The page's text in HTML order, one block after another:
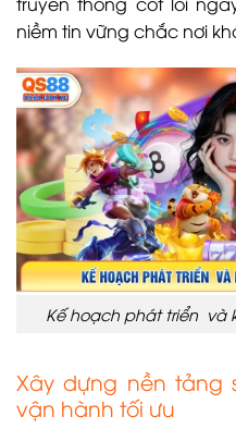
niềm tin vững chắc nơi
Kế hoạch phát triển và
Xây dựng nền tảng
vận hành tối ưu